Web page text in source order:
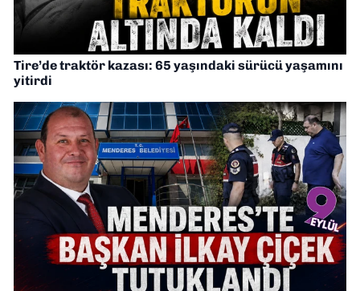
Tire’de traktör kazası: 65 yaşındaki sürücü yaşamını
yitirdi